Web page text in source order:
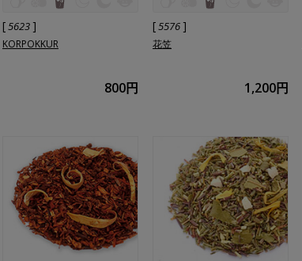
[5623 ]
KORPOKKUR
800円
[5576 ]
花笠
1,200円